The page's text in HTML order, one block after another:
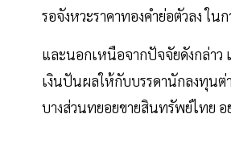
รอจังหวะราคาทองคำย่อตัวลง ใ
และนอกเหนือจากปัจจัยดังกล่าว
เงินปันผลให้กับบรรดานักลงทุนต่
บางส่วนทยอยขายสินทรัพย์ไทย อ